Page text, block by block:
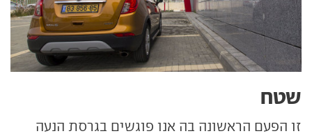
שטח
זו הפעם הראשונה בה אנו פוגשים בגרסת הנעה